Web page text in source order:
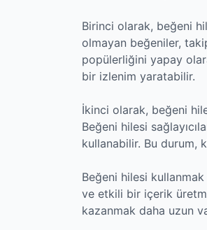
Birinci olarak, beğeni
olmayan beğeniler,
popülerliğini yapay
bir izlenim yaratabilir.
İkinci olarak, beğeni
Beğeni hilesi
kullanabilir. Bu durum,
Beğeni hilesi
ve etkili bir içerik
kazanmak daha uzun